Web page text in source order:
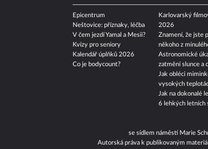
Epicentrum
Neštovice: příznaky, léčba
V čem jezdí Yamal a Mesii?
Kvízy pro seniory
Kalendář úplňků 2026
Co je bodycount?
Karlovarský
2026
Znamení, že jste
někoho z
Astronomické
zatmění slunce a
Jak obléci
vysokých
Jak na dokonalé
6 lehkých letních
se sídlem náměstí Marie
Autorská práva k publikovaným